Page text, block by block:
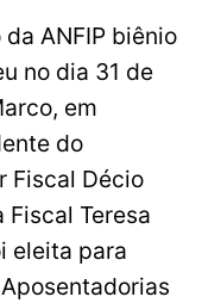
ANFIP biênio
no dia 31 de
em
do
Fiscal Décio
Fiscal Teresa
eleita para